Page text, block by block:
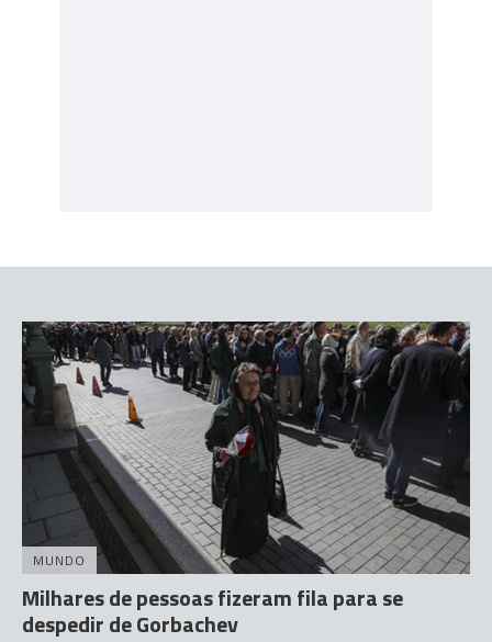
MUNDO
Milhares de pessoas fizeram fila para se
despedir de Gorbachev